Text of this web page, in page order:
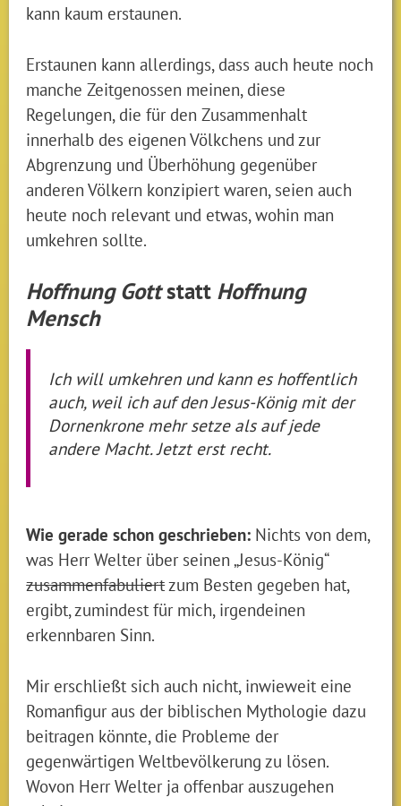
kann kaum erstaunen.
Erstaunen kann allerdings, dass auch heute noch
manche Zeitgenossen meinen, diese
Regelungen, die für den Zusammenhalt
innerhalb des eigenen Völkchens und zur
Abgrenzung und Überhöhung gegenüber
anderen Völkern konzipiert waren, seien auch
heute noch relevant und etwas, wohin man
umkehren sollte.
Hoffnung Gottstatt Hoffnung
Mensch
Ich will umkehren und kann es hoffentlich
auch, weil ich auf den Jesus-König mit der
Dornenkrone mehr setze als auf jede
andere Macht. Jetzt erst recht.
Wie gerade schon geschrieben: Nichts von dem,
was Herr Welter über seinen „Jesus-König“
zusammenfabuliertzum Besten gegeben hat,
ergibt, zumindest für mich, irgendeinen
erkennbaren Sinn.
Mir erschließt sich auch nicht, inwieweit eine
Romanfigur aus der biblischen Mythologie dazu
beitragen könnte, die Probleme der
gegenwärtigen Weltbevölkerung zu lösen.
Wovon Herr Welter ja offenbar auszugehen